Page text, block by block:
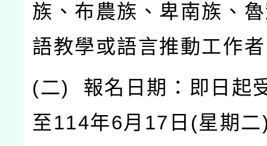
族、布農族、卑南族、
語教學或語言推動工作
(二) 報名日期：即日起
至114年6月 17 日 (星期二